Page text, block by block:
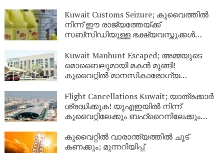
Kuwait Customs Seizure; കുവൈത്തിൽ
നിന്ന് ഈ രാജ്യത്തേയ്ക്ക്
സബ്സിഡിയുള്ള ഭക്ഷ്യവസ്തുക്കൾ
Kuwait Manhunt Escaped; അമ്മയുടെ
മൊബൈലുമായി മകൻ മുങ്ങി!
കുവൈറ്റിൽ മാനസികാരോഗ്യ
യുവാവിനായി പോലീസ് തിരച്ചിൽ
Flight Cancellations Kuwait; യാത്രക്കാർ
ശ്രദ്ധിക്കുക! യുഎഇയിൽ നിന്ന്
കുവൈറ്റിലേക്കും ബഹ്‌റൈനിലേക്കും
ഇങ്ങനെ
കുവൈറ്റിൽ വാരാന്ത്യത്തിൽ ചൂട്
കണക്കും; മുന്നറിയിപ്പ്